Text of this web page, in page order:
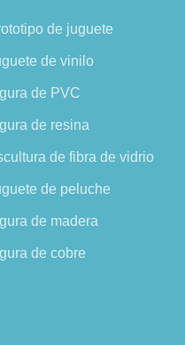
de juguete
de vinilo
de PVC
de resina
de fibra de vidrio
de peluche
de madera
de cobre